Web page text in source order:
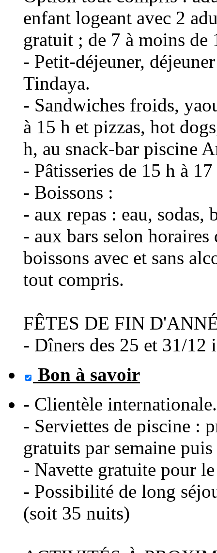
enfant logeant avec 2
gratuit ; de 7 à moins de
- Petit-déjeuner,
Tindaya.
- Sandwiches froids,
à 15 h et pizzas, hot
h, au snack-bar piscine
- Pâtisseries de 15 h à
- Boissons :
- aux repas : eau, sodas,
- aux bars selon
boissons avec et sans
tout compris.
FÊTES DE FIN
- Dîners des 25 et 31/12
Bon à savoir
- Clientèle internationale.
- Serviettes de piscine :
gratuits par semaine
- Navette gratuite pour
- Possibilité de long
(soit 35 nuits)